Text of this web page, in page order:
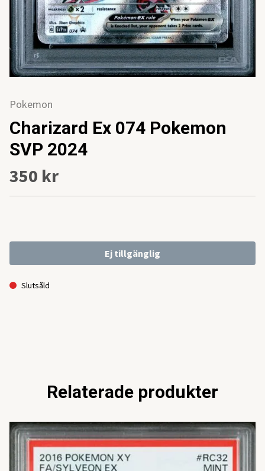
Pokemon
Charizard Ex 074 Pokemon
SVP 2024
350 kr
Ej tillgänglig
Slutsåld
Relaterade produkter